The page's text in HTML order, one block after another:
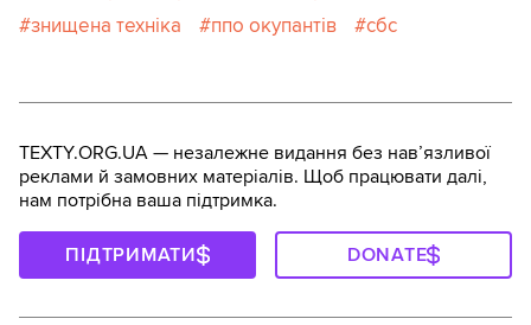
знищена техніка
ппо окупантів сбс
TEXTY.ORG.UA — незалежне видання без навʼязливої
реклами й замовних матеріалів. Щоб працювати далі,
нам потрібна ваша підтримка.
ПІДТРИМАТИ DONATE